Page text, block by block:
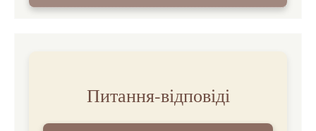
Питання-відповіді